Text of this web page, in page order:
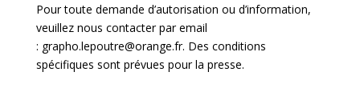
Pour toute demande d’autorisation ou d’information,
veuillez nous contacter par email
: grapho.lepoutre@orange.fr. Des conditions
spécifiques sont prévues pour la presse.